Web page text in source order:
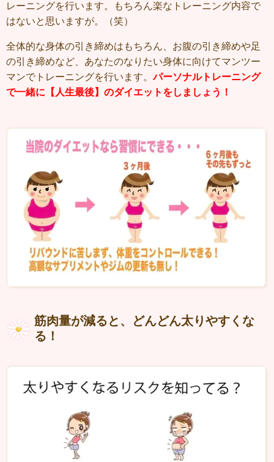
レーニングを行います。もちろん楽なトレーニング内容で
はないと思いますが。（笑）
全体的な身体の引き締めはもちろん、お腹の引き締めや足
の引き締めなど、あなたのなりたい身体に向けてマンツー
マンでトレーニングを行います。パーソナルトレーニング
で一緒に【人生最後】のダイエットをしましょう！
筋肉量が減ると、どんどん太りやすくな
る！